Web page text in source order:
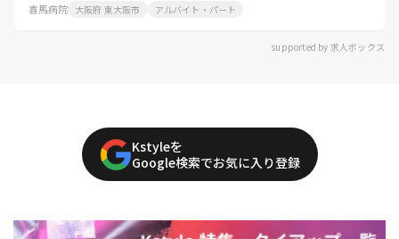
喜馬病院 大阪府 東大阪市 アルバイト・パート
supported by 求人ボックス
Kstyleを
Google検索でお気に入り登録